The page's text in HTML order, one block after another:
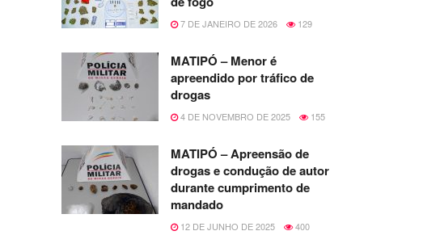
7 DE JANEIRO DE 2026 129
MATIPÓ – Menor é
apreendido por tráfico de
drogas
4 DE NOVEMBRO DE 2025 155
MATIPÓ – Apreensão de
drogas e condução de autor
durante cumprimento de
mandado
12 DE JUNHO DE 2025 400